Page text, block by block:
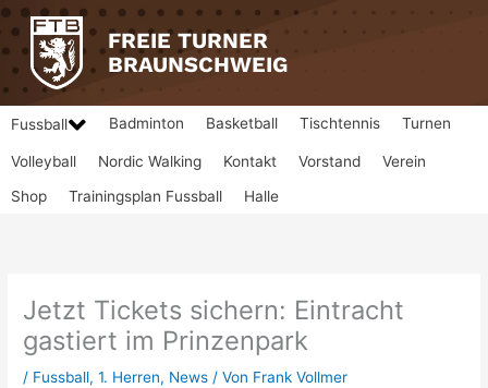
Zum
Inhalt
springen
FREIE TURNER
BRAUNSCHWEIG
Fussball Badminton Basketball Tischtennis Turnen
Volleyball Nordic Walking Kontakt Vorstand
Verein
Shop
Trainingsplan Fussball Halle
Jetzt Tickets sichern: Eintracht
gastiert im Prinzenpark
/ Fussball,1. Herren, News / Von Frank Vollmer